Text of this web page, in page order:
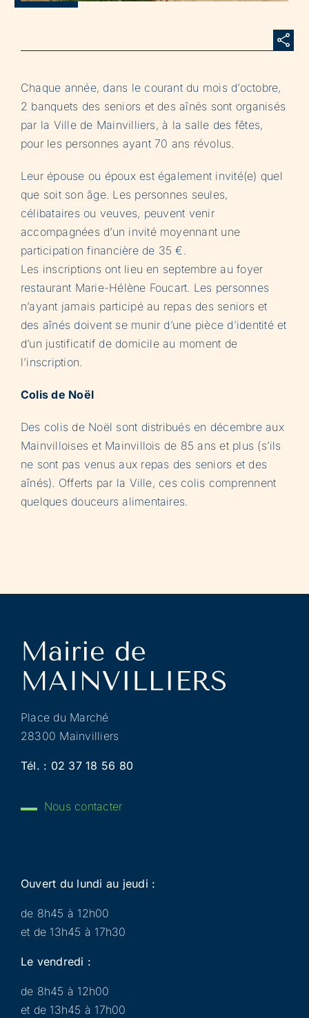
Chaque année, dans le courant du mois d’octobre,
2 banquets des seniors et des aînés sont organisés
par la Ville de Mainvilliers, à la salle des fêtes,
pour les personnes ayant 70 ans révolus.
Leur épouse ou époux est également invité(e) quel
que soit son âge. Les personnes seules,
célibataires ou veuves, peuvent venir
accompagnées d’un invité moyennant une
participation financière de 35 €.
Les inscriptions ont lieu en septembre au foyer
restaurant Marie-Hélène Foucart. Les personnes
n’ayant jamais participé au repas des seniors et
des aînés doivent se munir d’une pièce d’identité et
d’un justificatif de domicile au moment de
l’inscription.
Colis de Noël
Des colis de Noël sont distribués en décembre aux
Mainvilloises et Mainvillois de 85 ans et plus (s’ils
ne sont pas venus aux repas des seniors et des
aînés). Offerts par la Ville, ces colis comprennent
quelques douceurs alimentaires.
Place du Marché
28300 Mainvilliers
Tél. : 02 37 18 56 80
Nous contacter
Ouvert du lundi au jeudi :
de 8h45 à 12h00
et de 13h45 à 17h30
Le vendredi :
de 8h45 à 12h00
et de 13h45 à 17h00